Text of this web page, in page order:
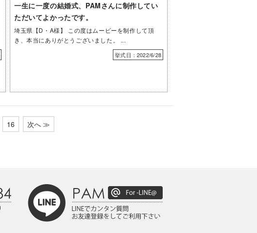
一生に一度の結婚式、PAMさんに制作してい
ただいてよかったです。
埼玉県【D・A様】 この度はムービーを制作して頂
き、本当にありがとうございました。 ...
挙式日：2022/6/28
16 次へ ≫